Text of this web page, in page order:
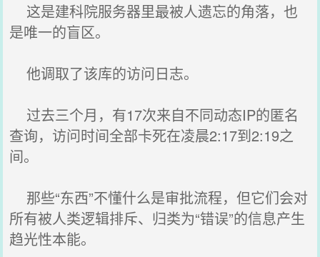
这是建科院服务器里最被人遗忘的角落，也
是唯一的盲区。
他调取了该库的访问日志。
过去三个月，有17次来自不同动态IP的匿名
查询，访问时间全部卡死在凌晨2:17到2:19之
间。
那些“东西”不懂什么是审批流程，但它们会对
所有被人类逻辑排斥、归类为“错误”的信息产生
趋光性本能。